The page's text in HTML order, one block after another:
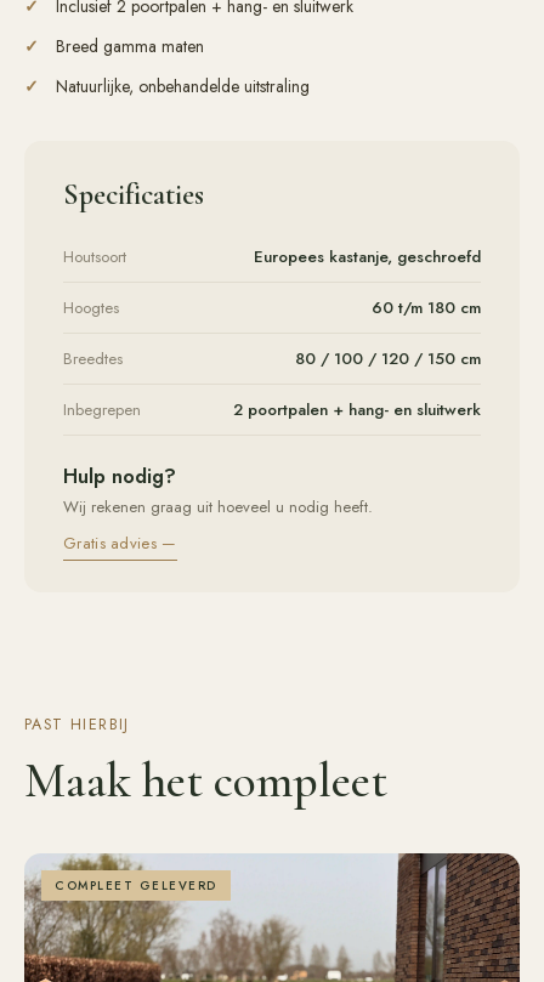
Inclusief 2 poortpalen + hang- en sluitwerk
Breed gamma maten
Natuurlijke, onbehandelde uitstraling
Specificaties
Houtsoort Europees kastanje, geschroefd
Hoogtes 60 t/m 180 cm
Breedtes 80 / 100 / 120 / 150 cm
Inbegrepen 2 poortpalen + hang- en sluitwerk
Hulp nodig?
Wij rekenen graag uit hoeveel u nodig heeft.
Gratis advies —
PAST HIERBIJ
Maak het compleet
COMPLEET GELEVERD